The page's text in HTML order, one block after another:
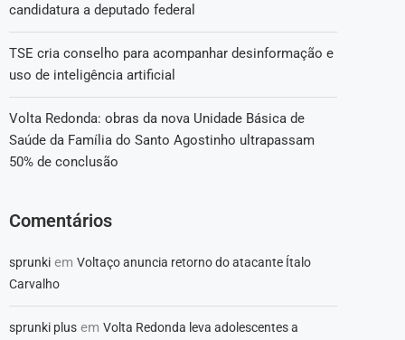
candidatura a deputado federal
TSE cria conselho para acompanhar desinformação e
uso de inteligência artificial
Volta Redonda: obras da nova Unidade Básica de
Saúde da Família do Santo Agostinho ultrapassam
50% de conclusão
Comentários
sprunki em Voltaço anuncia retorno do atacante Ítalo
Carvalho
sprunki plus em Volta Redonda leva adolescentes a